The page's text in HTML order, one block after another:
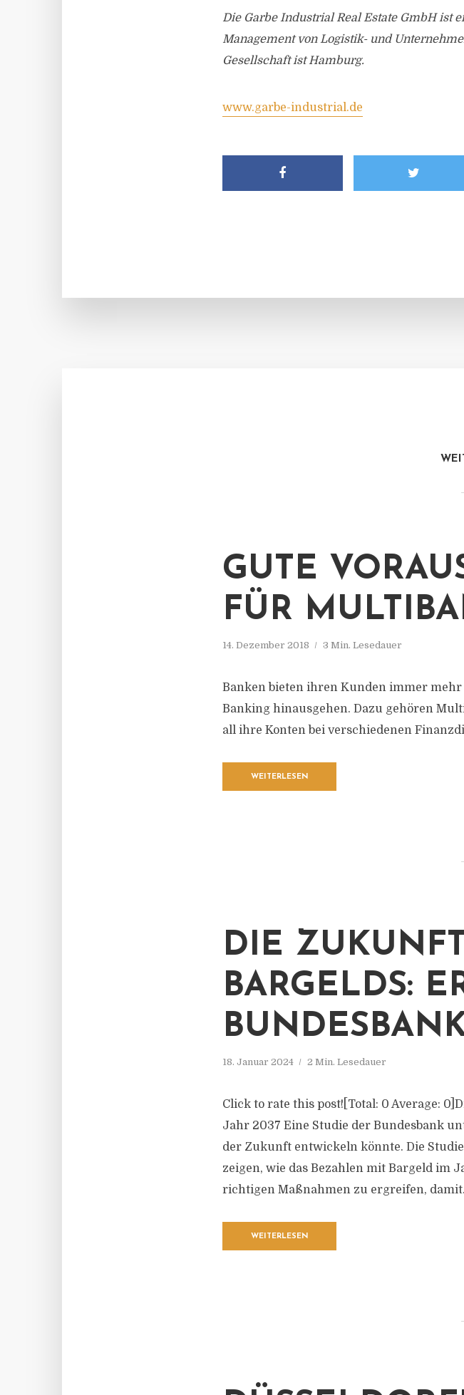
Die Garbe Industrial Real Estate GmbH ist
Management von Logistik- und
Gesellschaft ist Hamburg.
www.garbe-industrial.de
GUTE
FÜR
14. Dezember 2018 3 Min. Lesedauer
Banken bieten ihren Kunden immer
Banking hinausgehen. Dazu gehören
all ihre Konten bei verschiedenen
WEITERLESEN
DIE
BARGELDS:
18. Januar 2024 2 Min. Lesedauer
Click to rate this post![Total: 0 Average:
Jahr 2037 Eine Studie der Bundesbank
der Zukunft entwickeln könnte. Die
zeigen, wie das Bezahlen mit Bargeld im
richtigen Maßnahmen zu ergreifen,
WEITERLESEN